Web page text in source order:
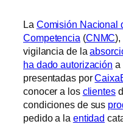
La Comisión Nacional
Competencia (CNMC),
vigilancia de la
ha dado autorización a
presentadas por
conocer a los clientes
condiciones de sus
pedido a la entidad